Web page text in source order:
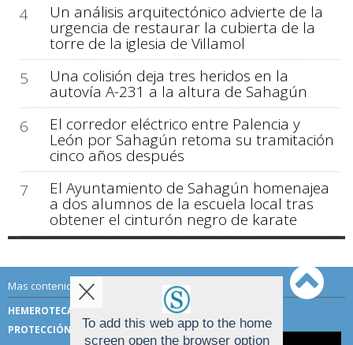
4
Un análisis arquitectónico advierte de la
urgencia de restaurar la cubierta de la
torre de la iglesia de Villamol
5
Una colisión deja tres heridos en la
autovía A-231 a la altura de Sahagún
6
El corredor eléctrico entre Palencia y
León por Sahagún retoma su tramitación
cinco años después
7
El Ayuntamiento de Sahagún homenajea
a dos alumnos de la escuela local tras
obtener el cinturón negro de karate
Mas contenido de Sahagún Digital:
HEMEROTECA
TÉRMINOS DE USO
PROTECCIÓN DE DATOSTo add this web app to the home
screen open the browser option